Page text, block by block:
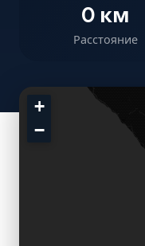
0 км
Расстояние
+
−